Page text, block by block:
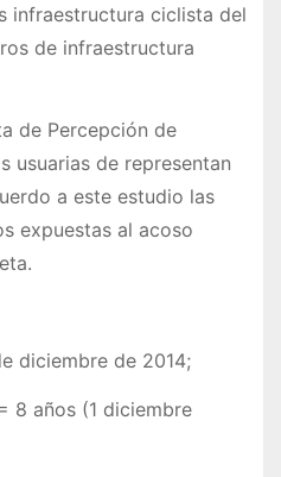
infraestructura ciclista del
de infraestructura
de Percepción de
usuarias de representan
a este estudio las
expuestas al acoso
diciembre de 2014;
8 años (1 diciembre